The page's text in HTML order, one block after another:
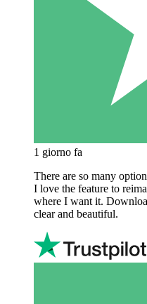
1 giorno fa
There are so many
I love the feature to
where I want it.
clear and beautiful.